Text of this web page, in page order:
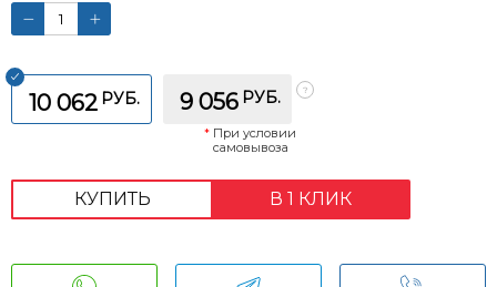
10 062 РУБ. 9 056 РУБ.
* При условии
самовывоза
КУПИТЬ В 1 КЛИК